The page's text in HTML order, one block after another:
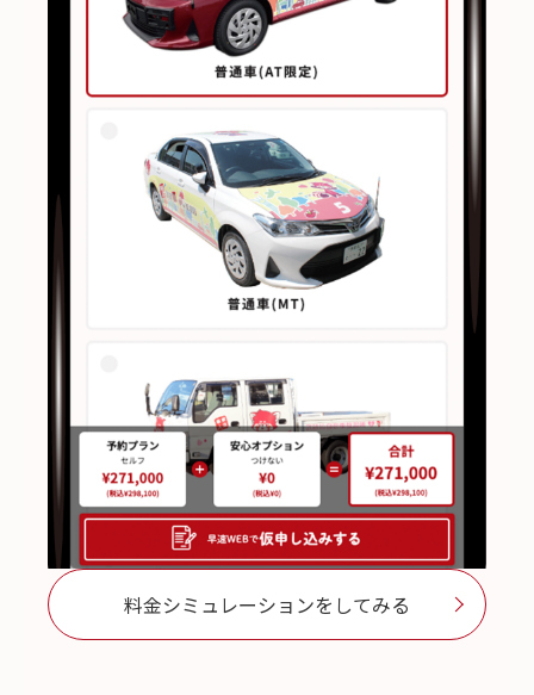
料金シミュレーションをしてみる